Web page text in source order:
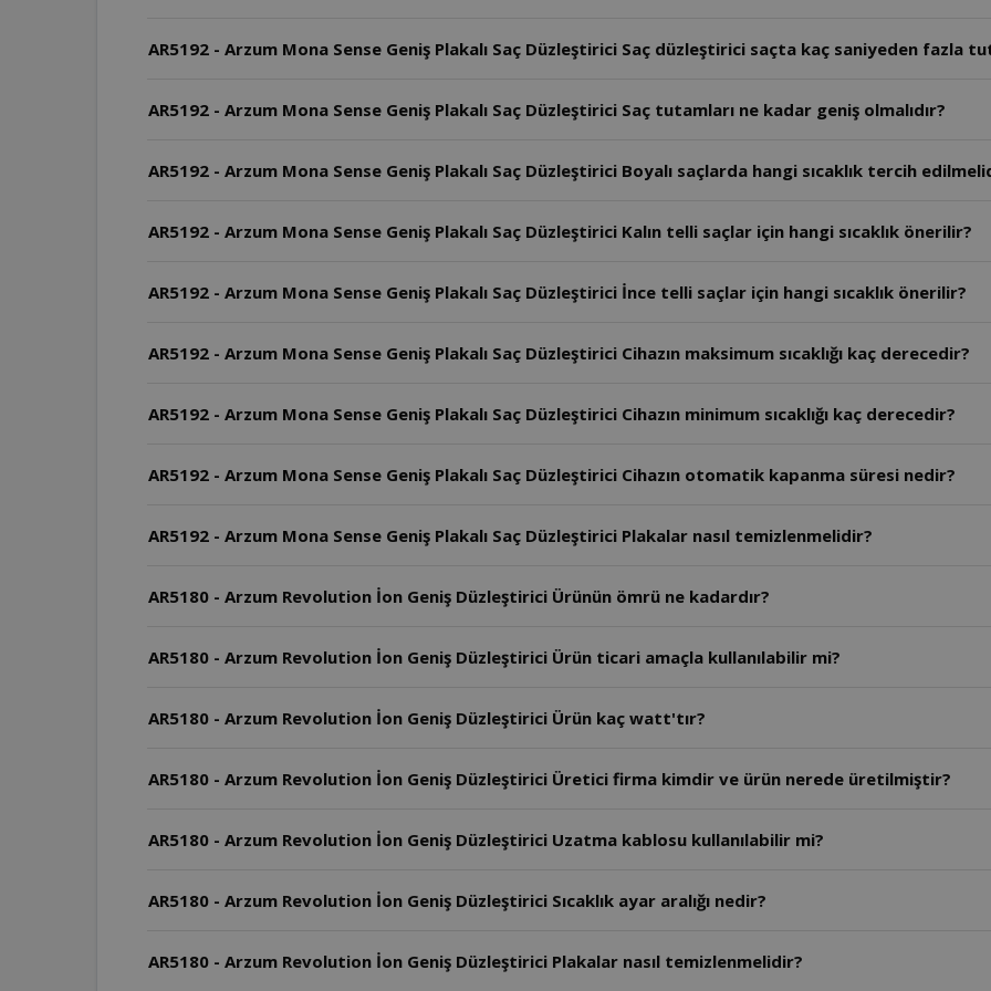
AR5192 - Arzum Mona Sense Geniş Plakalı Saç Düzleştirici Saç düzleştirici saçta kaç saniyeden fazla
AR5192 - Arzum Mona Sense Geniş Plakalı Saç Düzleştirici Saç tutamları ne kadar geniş olmalıdır?
AR5192 - Arzum Mona Sense Geniş Plakalı Saç Düzleştirici Boyalı saçlarda hangi sıcaklık tercih
AR5192 - Arzum Mona Sense Geniş Plakalı Saç Düzleştirici Kalın telli saçlar için hangi sıcaklık önerilir?
AR5192 - Arzum Mona Sense Geniş Plakalı Saç Düzleştirici İnce telli saçlar için hangi sıcaklık önerilir?
AR5192 - Arzum Mona Sense Geniş Plakalı Saç Düzleştirici Cihazın maksimum sıcaklığı kaç derecedir?
AR5192 - Arzum Mona Sense Geniş Plakalı Saç Düzleştirici Cihazın minimum sıcaklığı kaç derecedir?
AR5192 - Arzum Mona Sense Geniş Plakalı Saç Düzleştirici Cihazın otomatik kapanma süresi nedir?
AR5192 - Arzum Mona Sense Geniş Plakalı Saç Düzleştirici Plakalar nasıl temizlenmelidir?
AR5180 - Arzum Revolution İon Geniş Düzleştirici Ürünün ömrü ne kadardır?
AR5180 - Arzum Revolution İon Geniş Düzleştirici Ürün ticari amaçla kullanılabilir mi?
AR5180 - Arzum Revolution İon Geniş Düzleştirici Ürün kaç watt'tır?
AR5180 - Arzum Revolution İon Geniş Düzleştirici Üretici firma kimdir ve ürün nerede üretilmiştir?
AR5180 - Arzum Revolution İon Geniş Düzleştirici Uzatma kablosu kullanılabilir mi?
AR5180 - Arzum Revolution İon Geniş Düzleştirici Sıcaklık ayar aralığı nedir?
AR5180 - Arzum Revolution İon Geniş Düzleştirici Plakalar nasıl temizlenmelidir?